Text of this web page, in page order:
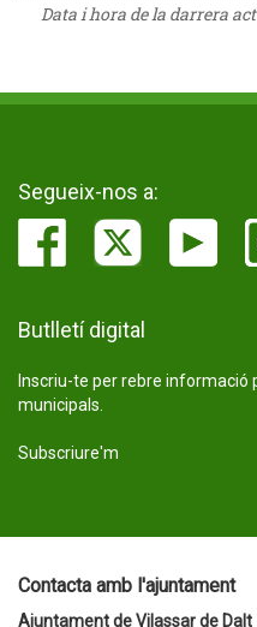
Data i hora de la darrera
Segueix-nos a:
Butlletí digital
Inscriu-te per rebre informació
municipals.
Subscriure'm
Contacta amb l'ajuntament
Ajuntament de Vilassar de Dalt